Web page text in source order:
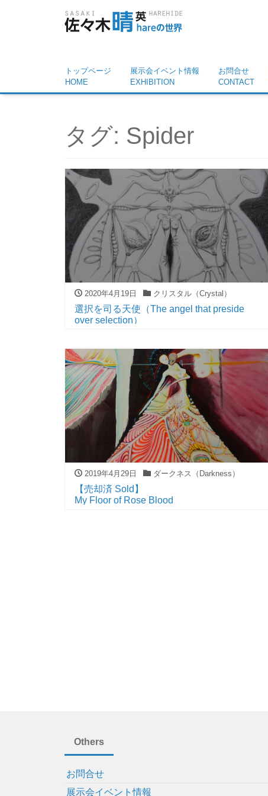
トップページ
HOME
展示会イベント情報
EXHIBITION
お問合せ
CONTACT
タグ: Spider
2020年4月19日 クリスタル（Crystal）
選択を司る天使（The angel that preside
over selection）
2019年4月29日 ダークネス（Darkness）
【売却済 Sold】
My Floor of Rose Blood
Others
お問合せ
展示会イベント情報